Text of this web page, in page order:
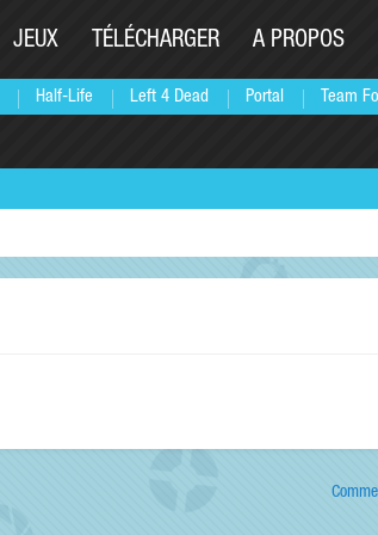
Half-Life Left 4 Dead Portal Team
JEUX TÉLÉCHARGER A PROPOS